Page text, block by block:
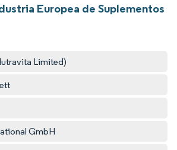
Europea de Suplementos
Limited)
GmbH